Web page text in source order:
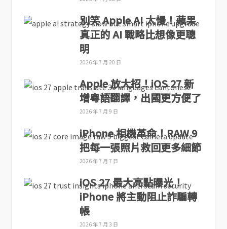
別笑 Apple AI 太慢！蘋果
真正的 AI 戰略比想像更聰
明
2026 年 7 月 20 日
Apple 放大招！iOS 27 新
增粵語翻譯，出國更方便了
2026 年 7 月 9 日
iPhone 相機革命！RAW 9
把每一張照片救回更多細節
2026 年 7 月 7 日
iOS 27 最大亮點曝光！
iPhone 將主動阻止詐騙轉
帳
2026 年 7 月 3 日